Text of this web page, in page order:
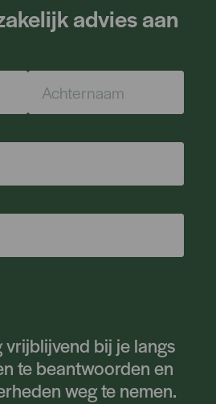
advies aan
vrijblijvend bij je langs
te beantwoorden en
weg te nemen.